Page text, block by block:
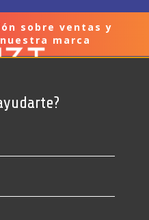
sobre ventas y
marca